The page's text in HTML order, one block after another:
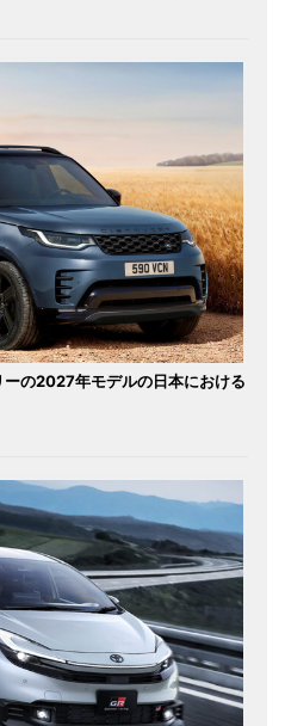
の2027年モデルの日本における